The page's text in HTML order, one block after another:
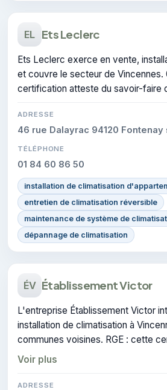
EL Ets Leclerc
Ets Leclerc exerce en vente,
et couvre le secteur de Vincennes.
certification atteste du savoir-faire
ADRESSE
46 rue Dalayrac 94120 Fontenay
TÉLÉPHONE
01 84 60 86 50
installation de climatisation
entretien de climatisation réversible
maintenance de système de
dépannage de climatisation
ÉV Établissement Victor
L'entreprise Établissement Victor
installation de climatisation à
communes voisines. RGE : cette
savoir-faire de l'entreprise.
Voir plus
ADRESSE